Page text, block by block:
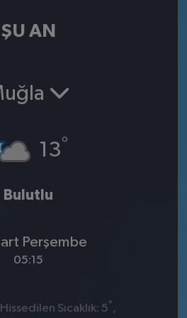
ŞU AN
13°
Bulutlu
Perşembe
05:15
Sıcaklık: 5° ,